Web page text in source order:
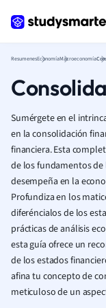
ResumenesEconomíaMacroeconomía
Sumérgete en el
en la consolidación
financiera. Esta
de los fundamentos
desempeña en la
Profundiza en los
diferéncialos de los
prácticas de análisis
esta guía ofrece un
de los estados
afina tu concepto de
meticuloso de un